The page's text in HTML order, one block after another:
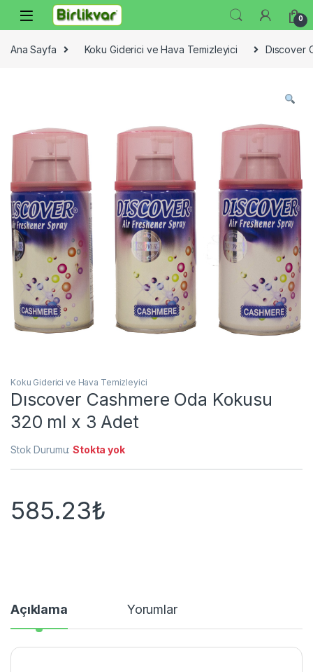
Skip to navigation
Skip to content
0
Ana Sayfa Koku Giderici ve Hava Temizleyici Dıscover
Koku Giderici ve Hava Temizleyici
Dıscover Cashmere Oda Kokusu
320 ml x 3 Adet
Stok Durumu:Stokta yok
585.23₺
Açıklama Yorumlar